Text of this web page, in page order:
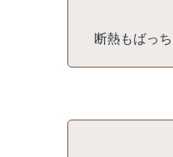
断熱もばっ